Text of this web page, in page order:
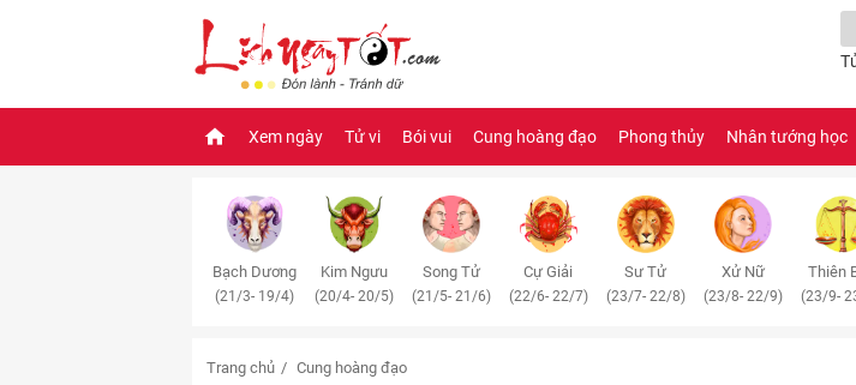
Xem ngày Tử vi Bói vui Cung hoàng đạo Phong thủy Nhân tướng học
Bạch Dương
(21/3- 19/4)
Kim Ngưu
(20/4- 20/5)
Song Tử
(21/5- 21/6)
Cự Giải
(22/6- 22/7)
Sư Tử
(23/7- 22/8)
Xử Nữ
(23/8- 22/9)
Thiên
(23/9-
Trang chủ Cung hoàng đạo